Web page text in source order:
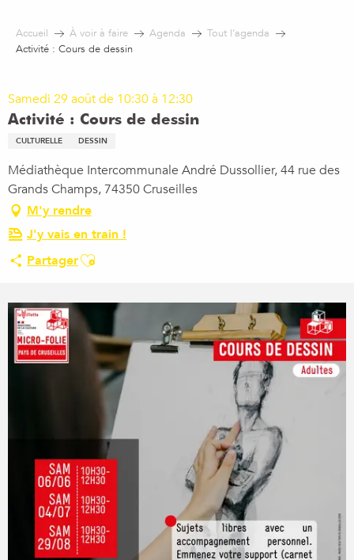
contenu
Accueil À voir à faire Agenda
Tout l’agenda
Activité : Cours de dessin
Samedi 29 août de 10:30 à 12:30
Activité : Cours de dessin
CULTURELLE DESSIN
Médiathèque Intercommunale André Dussollier, 44 rue des
Grands Champs, 74350 Cruseilles
M'y rendre
J'y vais en train !
PartagerAjouter aux favoris